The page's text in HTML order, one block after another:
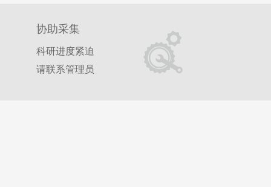
协助采集
科研进度紧迫
请联系管理员